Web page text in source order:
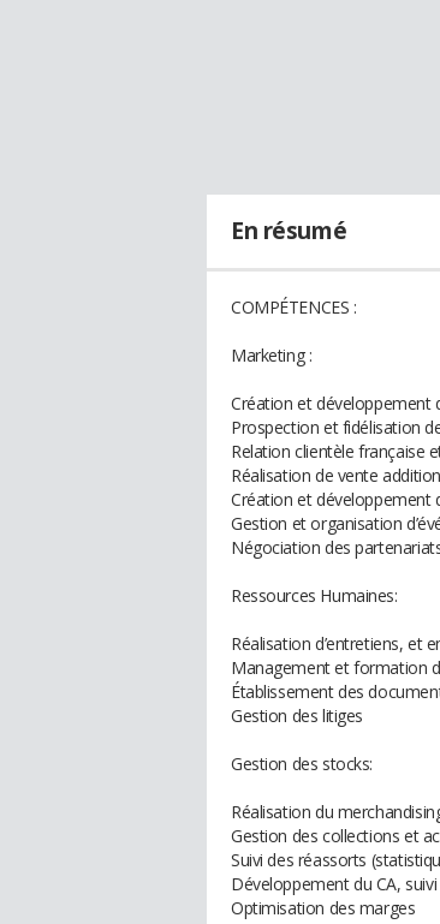
En résumé
COMPÉTENCES :
Marketing :
Création et développement
Prospection et fidélisation
Relation clientèle française
Réalisation de vente
Création et développement
Gestion et organisation
Négociation des
Ressources Humaines:
Réalisation d’entretiens, et
Management et formation
Établissement des
Gestion des litiges
Gestion des stocks:
Réalisation du
Gestion des collections et
Suivi des réassorts
Développement du CA,
Optimisation des marges